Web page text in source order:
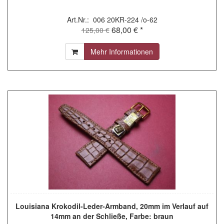
Art.Nr.: 006 20KR-224 /o-62
125,00 € 68,00 € *
Mehr Informationen
Louisiana Krokodil-Leder-Armband, 20mm im Verlauf auf
14mm an der Schließe, Farbe: braun